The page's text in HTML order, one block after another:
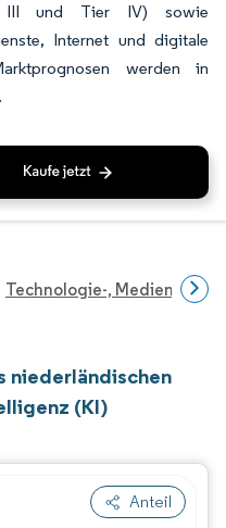
III und Tier IV) sowie
Internet und digitale
werden in
Technologie-, Medien- Und
niederländischen
(KI)
Anteil